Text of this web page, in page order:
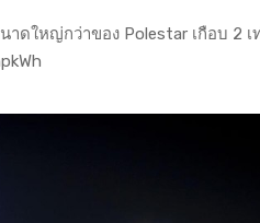
ดใหญ่กว่าของ Polestar เกือบ 2 เ